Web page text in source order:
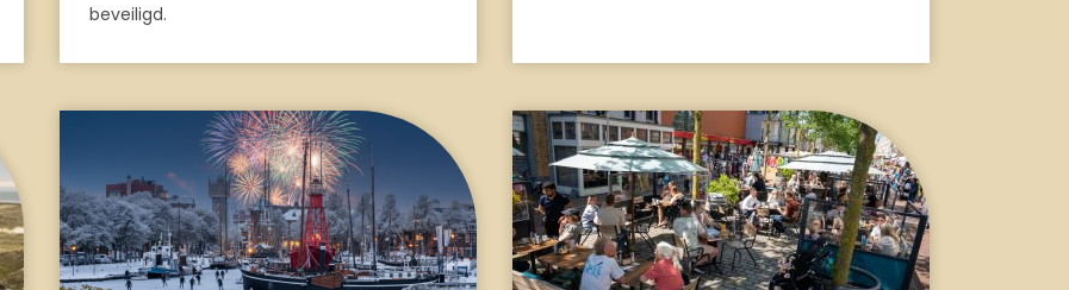
beveiligd.